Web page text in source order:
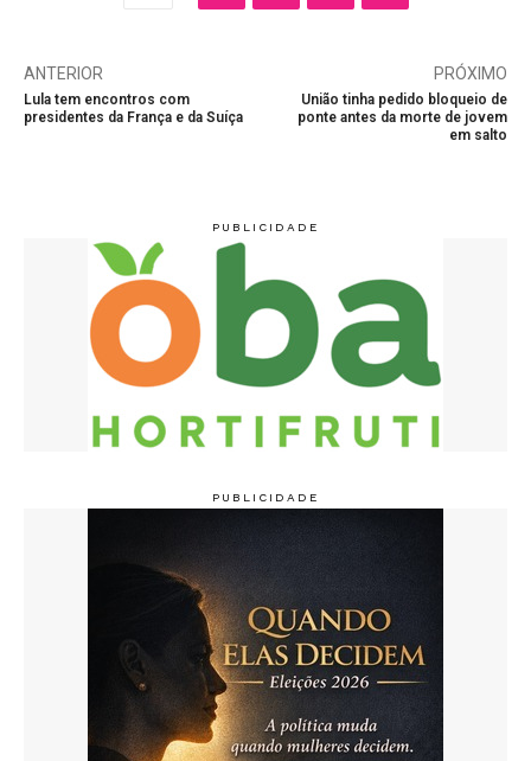
ANTERIOR
Lula tem encontros com
presidentes da França e da Suíça
PRÓXIMO
União tinha pedido bloqueio de
ponte antes da morte de jovem
em salto